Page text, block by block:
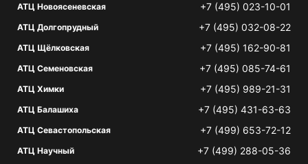
АТЦ Новоясеневская +7 (495) 023-10-01
АТЦ Долгопрудный +7 (495) 032-08-22
АТЦ Щёлковская +7 (495) 162-90-81
АТЦ Семеновская +7 (495) 085-74-61
АТЦ Химки +7 (495) 989-21-31
АТЦ Балашиха +7 (495) 431-63-63
АТЦ Севастопольская +7 (499) 653-72-12
АТЦ Научный +7 (499) 288-05-36